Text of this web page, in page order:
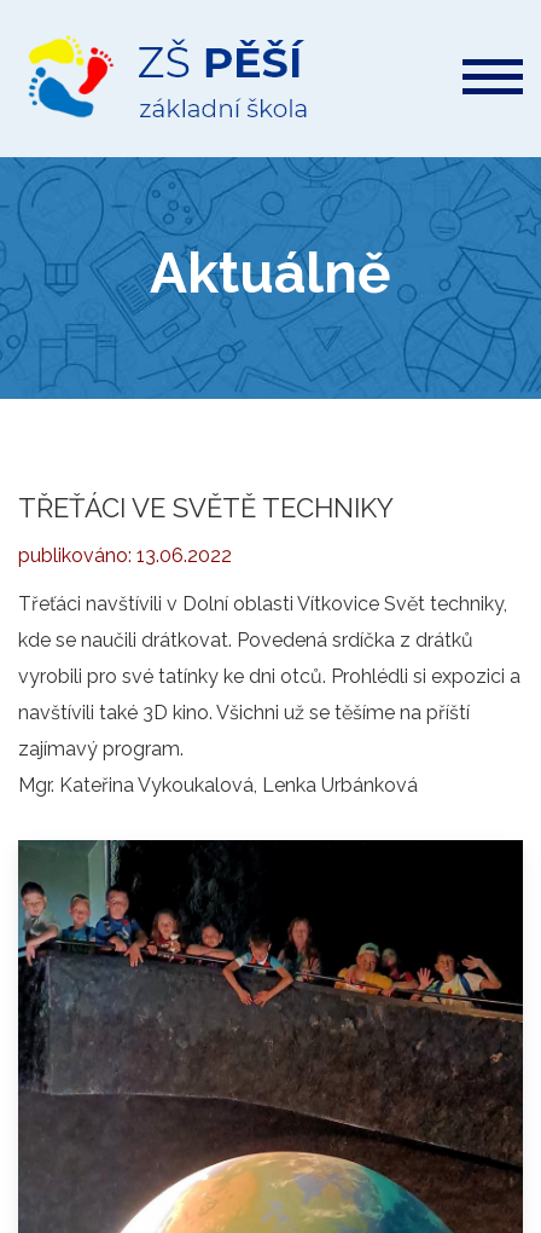
ZŠ
Pěší
Aktuálně
TŘEŤÁCI VE SVĚTĚ TECHNIKY
publikováno: 13.06.2022
Třeťáci navštívili v Dolní oblasti Vítkovice Svět techniky,
kde se naučili drátkovat. Povedená srdíčka z drátků
vyrobili pro své tatínky ke dni otců. Prohlédli si expozici a
navštívili také 3D kino. Všichni už se těšíme na příští
zajímavý program.
Mgr. Kateřina Vykoukalová, Lenka Urbánková